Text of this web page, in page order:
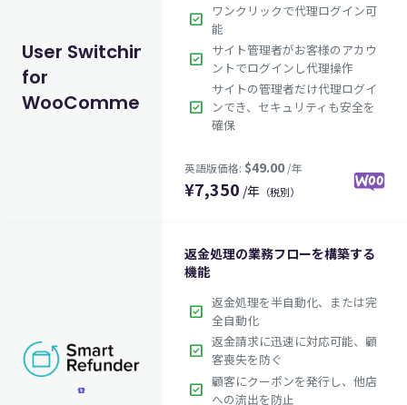
英語版価格:
User Switching
for
WooCommerce
check_box
ワンクリックで代理ログイン可
能
check_box サイト管理者がお客様のアカウ
ントでログインし代理操作
check_box
サイトの管理者だけ代理ログイ
ンでき、セキュリティも安全を
確保
¥7,350 /年 （税別）
返金処理の業務フローを構築する
機能
check_box 返金処理を半自動化、または完
全自動化
check_box 返金請求に迅速に対応可能、顧
客喪失を防ぐ
check_box 顧客にクーポンを発行し、他店
への流出を防止